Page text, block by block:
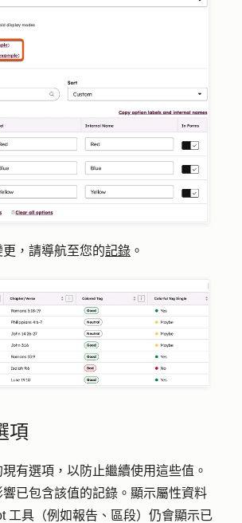
，請導航至您的記錄 。
項
有選項，以防止繼續使用這些值。
已包含該值的記錄。顯示屬性資料
工具（例如報告、區段）仍會顯示已